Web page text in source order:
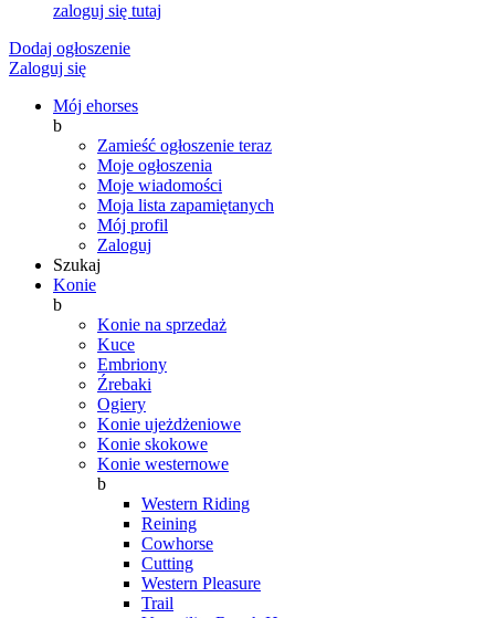
zaloguj się tutaj
Dodaj ogłoszenie
Zaloguj się
Mój ehorses
b
Zamieść ogłoszenie teraz
Moje ogłoszenia
Moje wiadomości
Moja lista zapamiętanych
Mój profil
Zaloguj
Szukaj
Konie
b
Konie na sprzedaż
Kuce
Embriony
Źrebaki
Ogiery
Konie ujeżdżeniowe
Konie skokowe
Konie westernowe
b
Western Riding
Reining
Cowhorse
Cutting
Western Pleasure
Trail